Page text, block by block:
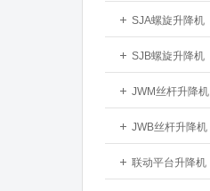
SJA螺旋升降机
SJB螺旋升降机
JWM丝杆升降机
JWB丝杆升降机
联动平台升降机